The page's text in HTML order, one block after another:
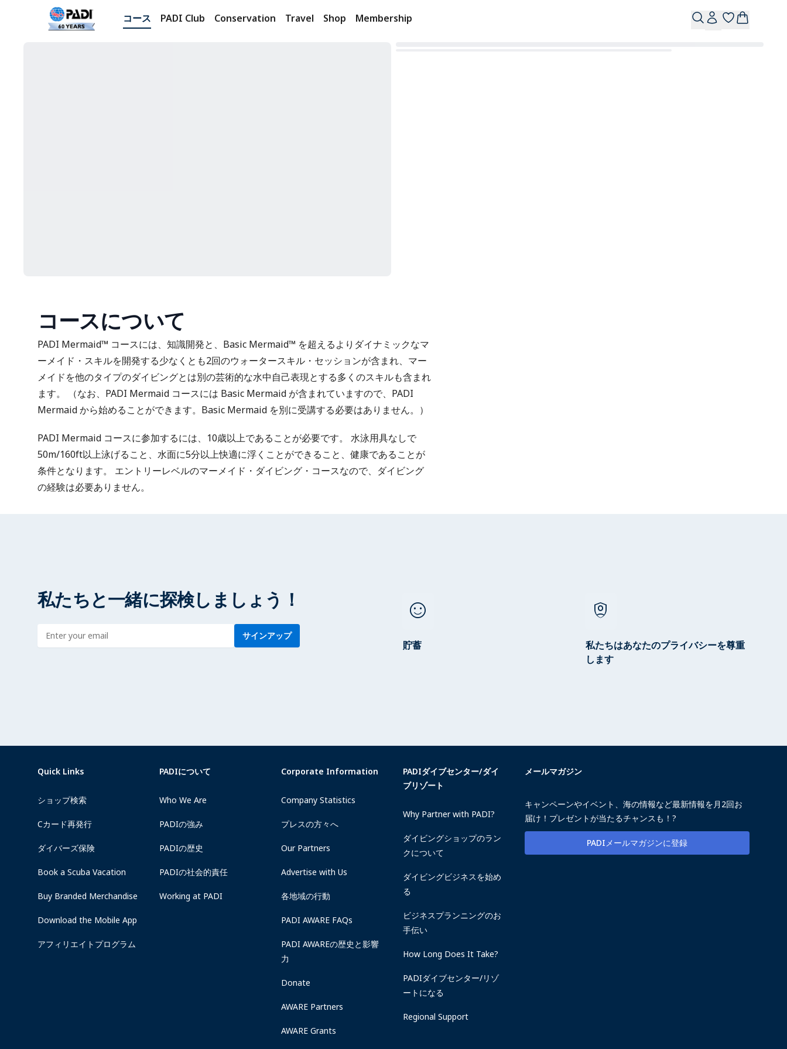
コース PADI Club Conservation Travel Shop Membership
コースについて
PADI Mermaid™ コースには、知識開発と、Basic Mermaid™ を超えるよりダイナミックなマ
ーメイド・スキルを開発する少なくとも2回のウォータースキル・セッションが含まれ、マー
メイドを他のタイプのダイビングとは別の芸術的な水中自己表現とする多くのスキルも含まれ
ます。 （なお、PADI Mermaid コースには Basic Mermaid が含まれていますので、PADI
Mermaid から始めることができます。Basic Mermaid を別に受講する必要はありません。）
PADI Mermaid コースに参加するには、10歳以上であることが必要です。 水泳用具なしで
50m/160ft以上泳げること、水面に5分以上快適に浮くことができること、健康であることが
条件となります。 エントリーレベルのマーメイド・ダイビング・コースなので、ダイビング
の経験は必要ありません。
私たちと一緒に探検しましょう！
Enter address サインアップ
sentiment_satisfied
貯蓄
shield_person
私たちはあなたのプライバシーを尊重
します
Quick Links
ショップ検索
Cカード再発行
ダイバーズ保険
Book a Scuba Vacation
Buy Branded Merchandise
Download the Mobile App
アフィリエイトプログラム
PADIについて
Who We Are
PADIの強み
PADIの歴史
PADIの社会的責任
Working at PADI
Corporate Information
Company Statistics
プレスの方々へ
Our Partners
Advertise with Us
各地域の行動
PADI AWARE FAQs
PADI AWAREの歴史と影響
力
Donate
AWARE Partners
AWARE Grants
PADIダイブセンター/ダイ
ブリゾート
Why Partner with PADI?
ダイビングショップのラン
クについて
ダイビングビジネスを始め
る
ビジネスプランニングのお
手伝い
How Long Does It Take?
PADIダイブセンター/リゾ
ートになる
Regional Support
メールマガジン
キャンペーンやイベント、海の情報など最新情報を月2回お
届け！プレゼントが当たるチャンスも！?
PADIメールマガジンに登録